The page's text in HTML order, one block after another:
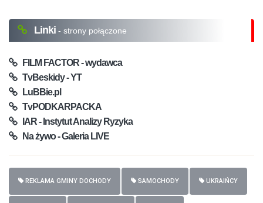
Linki - strony połączone
FILM FACTOR - wydawca
TvBeskidy - YT
LuBBie.pl
TvPODKARPACKA
IAR - Instytut Analizy Ryzyka
Na żywo - Galeria LIVE
REKLAMA GMINY DOCHODY SAMOCHODY UKRAIŃCY